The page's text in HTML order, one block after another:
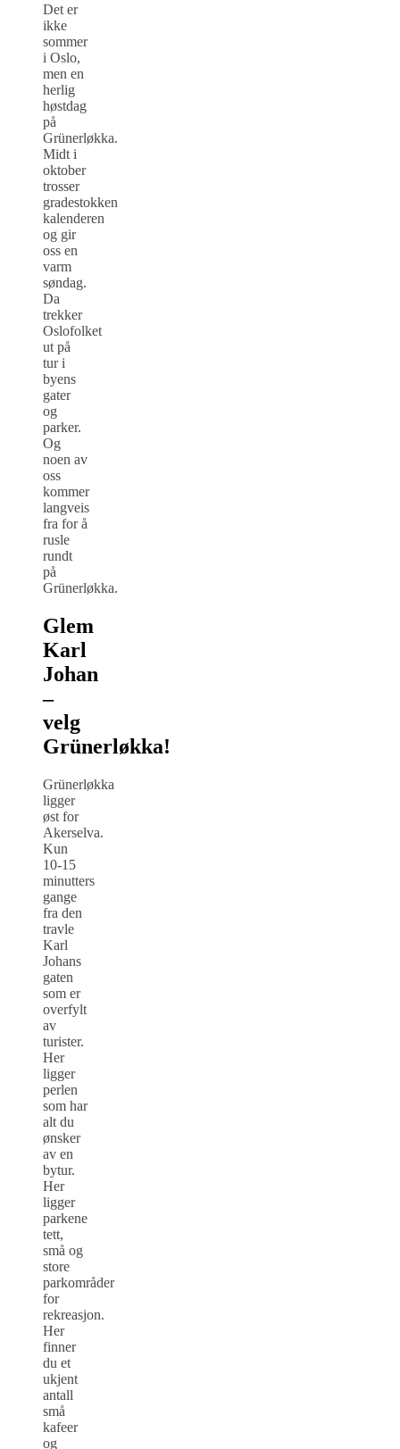
Det er
ikke
sommer
i Oslo,
men en
herlig
høstdag
på
Grünerløkka.
Midt i
oktober
trosser
gradestokken
kalenderen
og gir
oss en
varm
søndag.
Da
trekker
Oslofolket
ut på
tur i
byens
gater
og
parker.
Og
noen av
oss
kommer
langveis
fra for å
rusle
rundt
på
Grünerløkka.
Glem
Karl
Johan
–
velg
Grünerløkka!
Grünerløkka
ligger
øst for
Akerselva.
Kun
10-15
minutters
gange
fra den
travle
Karl
Johans
gaten
som er
overfylt
av
turister.
Her
ligger
perlen
som har
alt du
ønsker
av en
bytur.
Her
ligger
parkene
tett,
små og
store
parkområder
for
rekreasjon.
Her
finner
du et
ukjent
antall
små
kafeer
og